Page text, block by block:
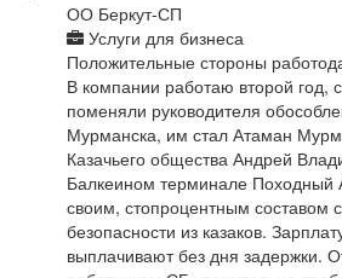
ОО Беркут-СП
Услуги для бизнеса
Положительные стороны
В компании работаю второй год,
поменяли руководителя
Мурманска, им стал Атаман
Казачьего общества Андрей
Балкеином терминале
своим, стопроцентным составом
безопасности из казаков.
выплачивают без дня задержки.